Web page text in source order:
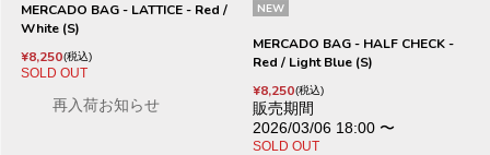
MERCADO BAG - LATTICE - Red /
White (S)
¥8,250 税込
SOLD OUT
再入荷お知らせ
NEW
MERCADO BAG - HALF CHECK -
Red / Light Blue (S)
¥8,250 税込
販売期間
2026/03/06 18:00 〜
SOLD OUT